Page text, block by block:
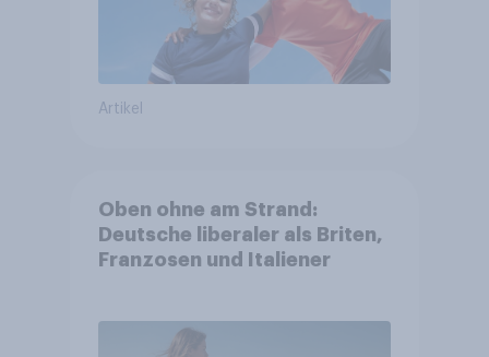
Artikel
Oben ohne am Strand:
Deutsche liberaler als Briten,
Franzosen und Italiener